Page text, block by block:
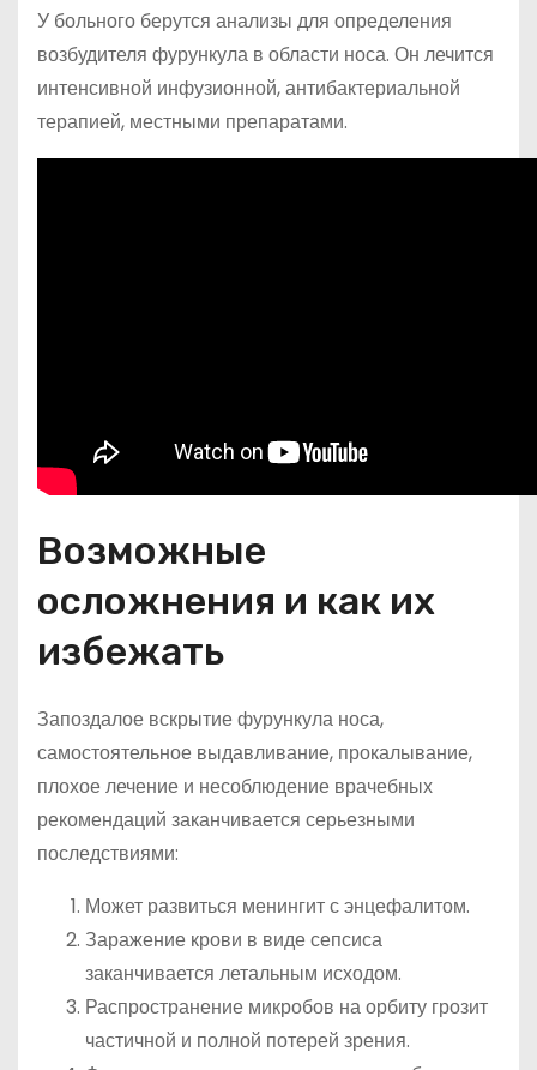
У больного берутся анализы для определения
возбудителя фурункула в области носа. Он лечится
интенсивной инфузионной, антибактериальной
терапией, местными препаратами.
Возможные
осложнения и как их
избежать
Запоздалое вскрытие фурункула носа,
самостоятельное выдавливание, прокалывание,
плохое лечение и несоблюдение врачебных
рекомендаций заканчивается серьезными
последствиями:
Может развиться менингит с энцефалитом.
Заражение крови в виде сепсиса
заканчивается летальным исходом.
Распространение микробов на орбиту грозит
частичной и полной потерей зрения.